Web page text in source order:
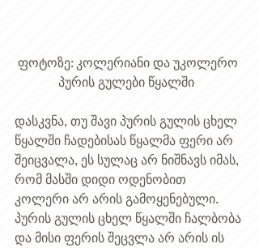
ფოტოზე: კოლერიანი და უკოლერო
პურის გულები წყალში
დასკვნა, თუ შავი პურის გულის ცხელ
წყალში ჩადებისას წყალმა ფერი არ
შეიცვალა, ეს სულაც არ ნიშნავს იმას,
რომ მასში დიდი ოდენობით
კოლერი არ არის გამოყენებული.
პურის გულის ცხელ წყალში ჩალბობა
და მისი ფერის შეცვლა არ არის ის